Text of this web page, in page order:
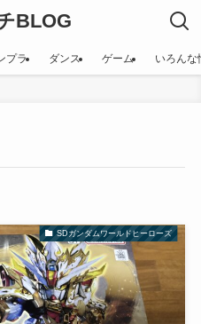
BLOG
プラ ダンス ゲーム いろんな
SDガンダムワールドヒーローズ